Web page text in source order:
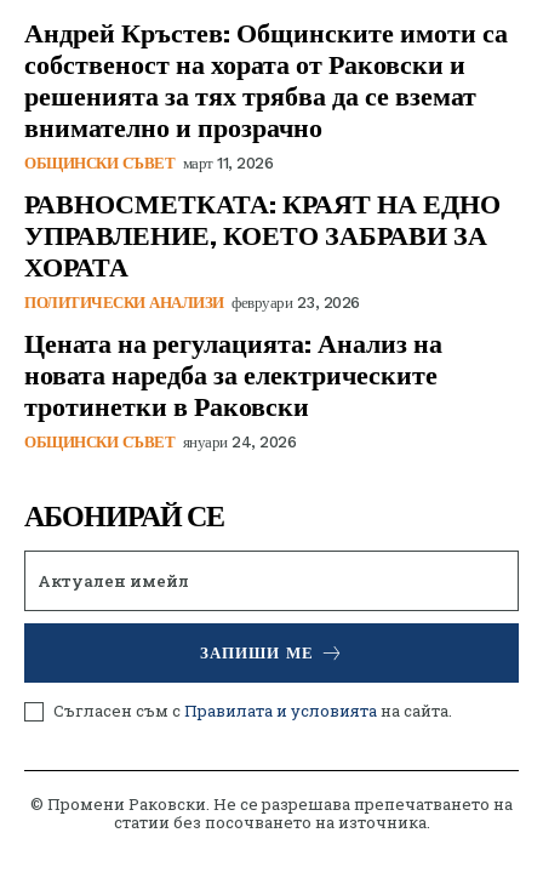
Андрей Кръстев: Общинските имоти са
собственост на хората от Раковски и
решенията за тях трябва да се вземат
внимателно и прозрачно
ОБЩИНСКИ СЪВЕТ март 11, 2026
РАВНОСМЕТКАТА: КРАЯТ НА ЕДНО
УПРАВЛЕНИЕ, КОЕТО ЗАБРАВИ ЗА
ХОРАТА
ПОЛИТИЧЕСКИ АНАЛИЗИ февруари 23, 2026
Цената на регулацията: Анализ на
новата наредба за електрическите
тротинетки в Раковски
ОБЩИНСКИ СЪВЕТ януари 24, 2026
АБОНИРАЙ СЕ
ЗАПИШИ МЕ
Съгласен съм сПравилата и условиятана сайта.
© Промени Раковски. Не се разрешава препечатването на
статии без посочването на източника.